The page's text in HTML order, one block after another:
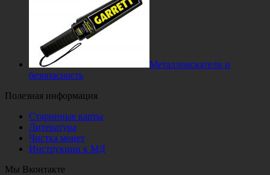
Металлоискатели и
безопасность
Полезная информация
Старинные карты
Литература
Чистка монет
Инструкции к МД
Мы Вконтакте